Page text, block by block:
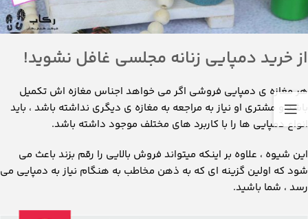
از خرید دمپایی زنانه مجلسی غافل نشوید!
هر مغازه ی دمپایی فروشی اگر می خواهد اجناس مغازه اش تکمیل
باشد و مشتری او نیاز به مراجعه به مغازه ی دیگری نداشته باشد ، باید
انواع دمپایی ها را با کاربرد های مختلف موجود داشته باشد.
این شیوه ، علاوه بر اینکه میتواند فروش بالایی را رقم بزند باعث می
شود که اولین گزینه ای که به ذهن مخاطب به هنگام نیاز به دمپایی می
رسد ، شما باشید.